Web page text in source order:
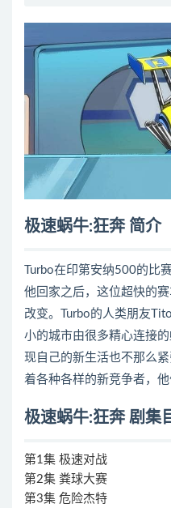
极速蜗牛:狂奔 简介
Turbo在印第安纳500的比
他回家之后，这位超快的
改变。Turbo的人类朋友
小的城市由很多精心连接
现自己的新生活也不那么
着各种各样的新竞争者，他
极速蜗牛:狂奔 剧集
第1集 极速对战
第2集 粪球大赛
第3集 危险杰特